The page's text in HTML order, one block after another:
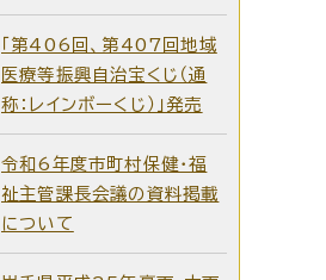
「第406回、第407回地域
医療等振興自治宝くじ（通
称：レインボーくじ）」発売
令和6年度市町村保健・福
祉主管課長会議の資料掲載
について